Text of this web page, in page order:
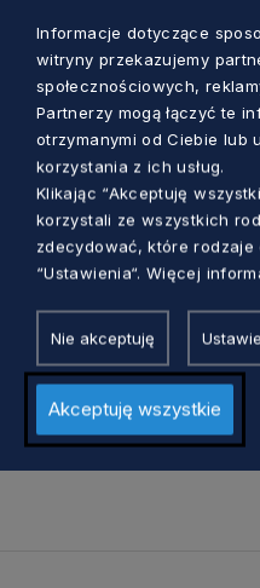
ogromną rolę
sferze pożytku
stowarzyszenia,
spółdzielnie. Ich
osób z
niewidomych. Takie
terenie całego
całej Polsce jest ich
Wydarzenie
Włączamy
jest ze środków EFS+
Fundusze Europejskie
Społecznego.
Informacje dotyczące
witryny przekazujemy
społecznościowych,
Partnerzy mogą łączyć te
otrzymanymi od Ciebie lub
korzystania z ich usług.
Klikając “Akceptuję
korzystali ze wszystkich
zdecydować, które
“Ustawienia“. Więcej
Nie akceptuję
Akceptuję wszystkie